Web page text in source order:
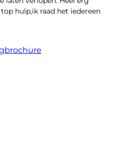
hulp,ik raad het iedereen